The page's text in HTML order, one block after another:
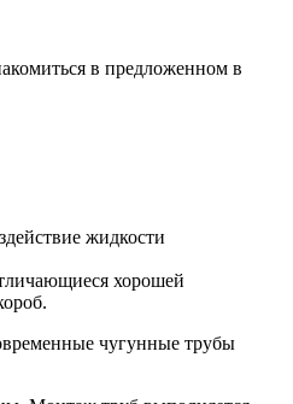
в предложенном в
жидкости
хорошей
чугунные трубы